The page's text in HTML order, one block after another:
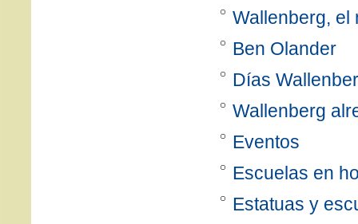
Wallenberg, el
Ben Olander
Días
Wallenberg
Eventos
Escuelas en
Estatuas y